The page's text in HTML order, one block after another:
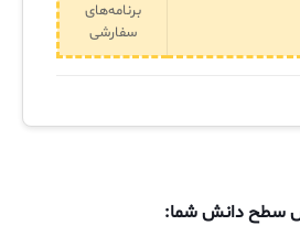
برنامه‌های
سفارشی
سطح دانش شما: